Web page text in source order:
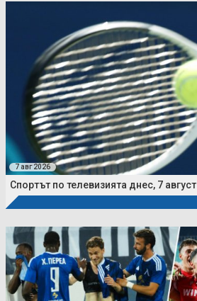
7 авг 2026
Спортът по телевизията днес, 7 август